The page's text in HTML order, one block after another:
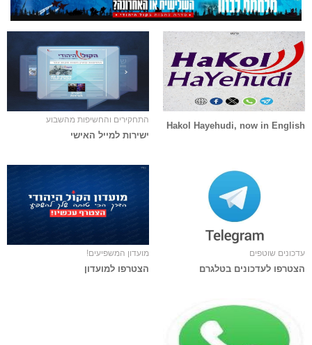
Hakol Hayehudi, now in English
התחקירים והחשיפות מהשבוע
ישירות למייל האישי
עדכונים שוטפים
הצטרפו לעדכונים בטלגרם
מועדון המשפיעים!
הצטרפו למועדון